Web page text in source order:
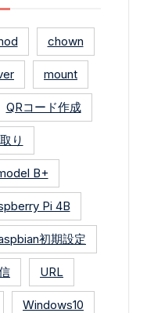
chown
mount
QRコード作成
り
B+
Pi 4B
初期設定
URL
Windows10